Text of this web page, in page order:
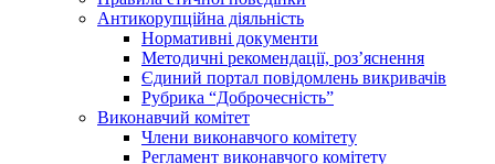
Антикорупційна діяльність
Нормативні документи
Методичні рекомендації, роз’яснення
Єдиний портал повідомлень викривачів
Рубрика “Доброчесність”
Виконавчий комітет
Члени виконавчого комітету
Регламент виконавчого комітету